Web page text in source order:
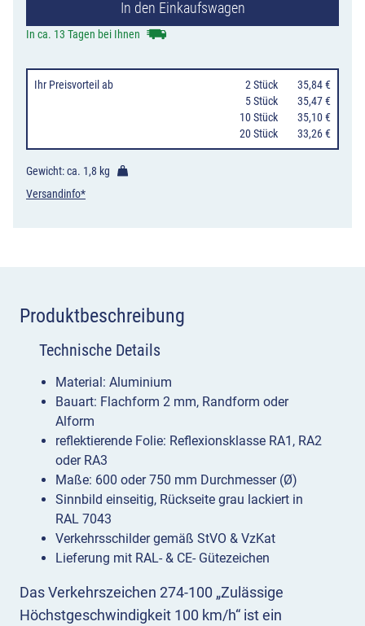
Menge
In den Einkaufswagen
In ca. 13 Tagen bei Ihnen
Ihr Preisvorteil ab 2 Stück
35,84 €
5 Stück
35,47 €
10 Stück
35,10 €
20 Stück
33,26 €
Gewicht: ca. 1,8 kg
Versandinfo*
Produktbeschreibung
Das Verkehrszeichen 274-100 „Zulässige
Höchstgeschwindigkeit 100 km/h“ ist ein
Technische Details
Material: Aluminium
Bauart: Flachform 2 mm, Randform oder
Alform
reflektierende Folie: Reflexionsklasse RA1, RA2
oder RA3
Maße: 600 oder 750 mm Durchmesser (Ø)
Sinnbild einseitig, Rückseite grau lackiert in
RAL 7043
Verkehrsschilder gemäß StVO & VzKat
Lieferung mit RAL- & CE- Gütezeichen